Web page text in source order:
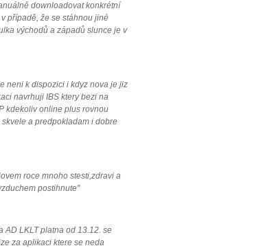
downloadovat konkrétní
případě, že se stáhnou jiné
východů a západů slunce je v
neni k dispozici i kdyz nova je jiz
navrhuji IBS ktery bezi na
kdekoliv online plus rovnou
a predpokladam i dobre
roce mnoho stesti,zdravi a
postihnute"
AD LKLT platna od 13.12. se
za aplikaci ktere se neda